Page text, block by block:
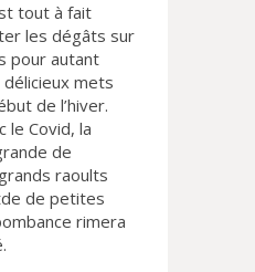
tout à fait
les dégâts sur
pour autant
mets
de l’hiver.
le Covid, la
de
raoults
de petites
rimera